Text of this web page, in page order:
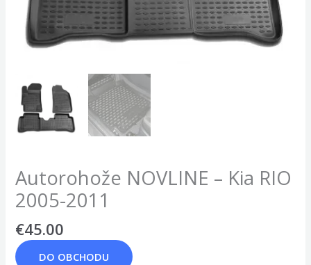
Autorohože NOVLINE – Kia RIO
2005-2011
€45.00
DO OBCHODU